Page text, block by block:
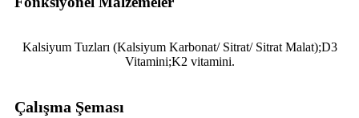
Kalsiyum Tuzları (Kalsiyum Karbonat/ Sitrat/ Sitrat Malat);D3
Vitamini;K2 vitamini.
Çalışma Şeması